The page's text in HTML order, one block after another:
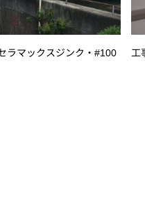
ラマックスジンク・#100
工